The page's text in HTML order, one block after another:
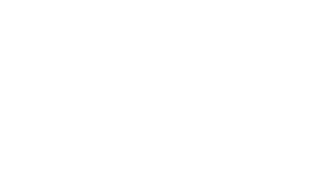
dos
suporte